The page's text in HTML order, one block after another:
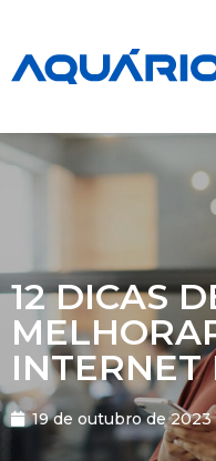
12 DICAS
INTERNET
19 de outubro de 2023